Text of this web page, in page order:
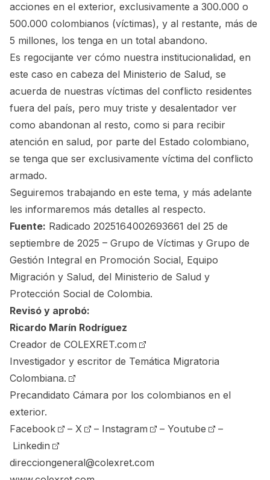
acciones en el exterior, exclusivamente a 300.000 o
500.000 colombianos (víctimas), y al restante, más de
5 millones, los tenga en un total abandono.
Es regocijante ver cómo nuestra institucionalidad, en
este caso en cabeza del Ministerio de Salud, se
acuerda de nuestras víctimas del conflicto residentes
fuera del país, pero muy triste y desalentador ver
como abandonan al resto, como si para recibir
atención en salud, por parte del Estado colombiano,
se tenga que ser exclusivamente víctima del conflicto
armado.
Seguiremos trabajando en este tema, y más adelante
les informaremos más detalles al respecto.
Fuente: Radicado 2025164002693661 del 25 de
septiembre de 2025 – Grupo de Víctimas y Grupo de
Gestión Integral en Promoción Social, Equipo
Migración y Salud, del Ministerio de Salud y
Protección Social de Colombia.
Revisó y aprobó:
Ricardo Marín Rodríguez
Creador de COLEXRET.com
Investigador y escritor de Temática Migratoria
Colombiana.
Precandidato Cámara por los colombianos en el
exterior.
Facebook
– X – Instagram – Youtube
–
Linkedin
direcciongeneral@colexret.com